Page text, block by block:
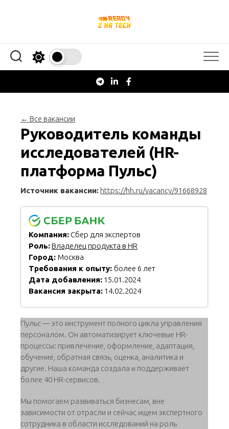
← Все вакансии
Руководитель команды
исследователей (HR-
платформа Пульс)
Источник вакансии: https://hh.ru/vacancy/91668928
Компания: Сбер для экспертов
Роль:Владелец продукта в HR
Город: Москва
Требования к опыту: более 6 лет
Дата добавления: 15.01.2024
Вакансия закрыта: 14.02.2024
Пульс — это инструмент полного цикла управления
персоналом. Он автоматизирует ключевые HR-
процессы: привлечение, оформление, адаптация,
обучение, обратная связь, оценка, аналитика и
другие. Наша команда создала и поддерживает
более 40 HR-cервисов.
Мы помогаем развиваться бизнесам, вне
зависимости от отрасли и сейчас ищем экспертного
сотрудника в области исследований на роль